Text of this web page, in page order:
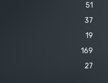
51
37
19
169
27